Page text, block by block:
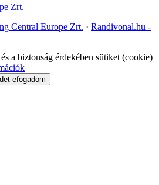
Zrt.
Central Europe Zrt. · Randivonal.hu -
a biztonság érdekében sütiket (cookie)
efogadom